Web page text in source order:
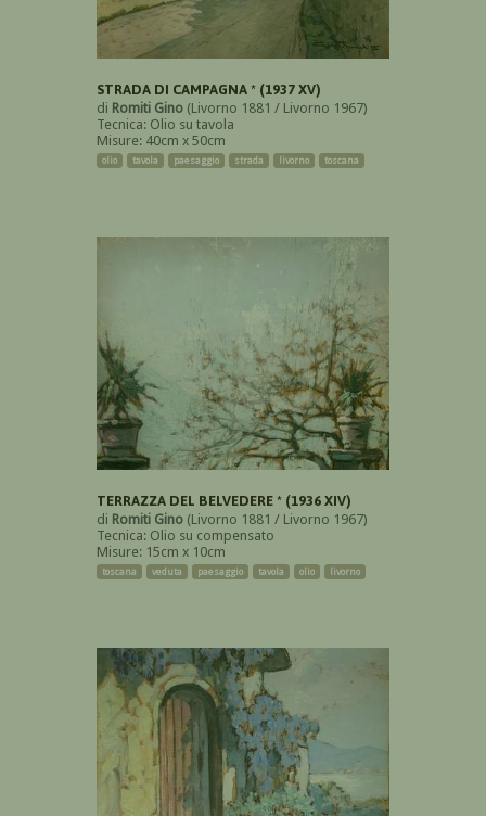
STRADA DI CAMPAGNA * (1937 XV)
di Romiti Gino (Livorno 1881 / Livorno 1967)
Tecnica: Olio su tavola
Misure: 40cm x 50cm
olio tavola paesaggio strada livorno toscana
TERRAZZA DEL BELVEDERE * (1936 XIV)
di Romiti Gino (Livorno 1881 / Livorno 1967)
Tecnica: Olio su compensato
Misure: 15cm x 10cm
toscana veduta paesaggio tavola olio livorno